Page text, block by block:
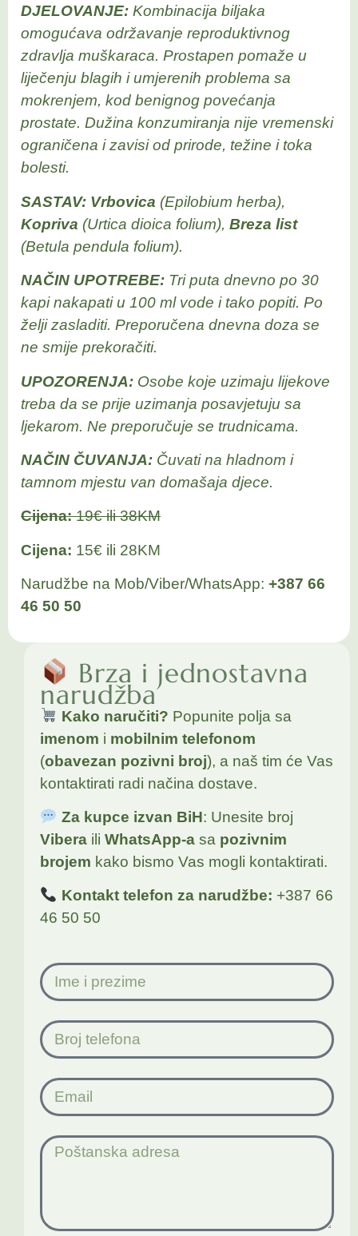
DJELOVANJE: Kombinacija biljaka
omogućava održavanje reproduktivnog
zdravlja muškaraca. Prostapen pomaže u
liječenju blagih i umjerenih problema sa
mokrenjem, kod benignog povećanja
prostate. Dužina konzumiranja nije vremenski
ograničena i zavisi od prirode, težine i toka
bolesti.
SASTAV: Vrbovica (Epilobium herba),
Kopriva (Urtica dioica folium), Breza list
(Betula pendula folium).
NAČIN UPOTREBE: Tri puta dnevno po 30
kapi nakapati u 100 ml vode i tako popiti. Po
želji zasladiti. Preporučena dnevna doza se
ne smije prekoračiti.
UPOZORENJA: Osobe koje uzimaju lijekove
treba da se prije uzimanja posavjetuju sa
ljekarom. Ne preporučuje se trudnicama.
NAČIN ČUVANJA: Čuvati na hladnom i
tamnom mjestu van domašaja djece.
Cijena:19€ ili 38KM
Cijena: 15€ ili 28KM
Narudžbe na Mob/Viber/WhatsApp: +387 66
46 50 50
Brza i jednostavna
narudžba
Kako naručiti? Popunite polja sa
imenom i mobilnim telefonom
(obavezan pozivni broj), a naš tim će Vas
kontaktirati radi načina dostave.
Za kupce izvan BiH: Unesite broj
Vibera ili WhatsApp-a sa pozivnim
brojem kako bismo Vas mogli kontaktirati.
Kontakt telefon za narudžbe: +387 66
46 50 50